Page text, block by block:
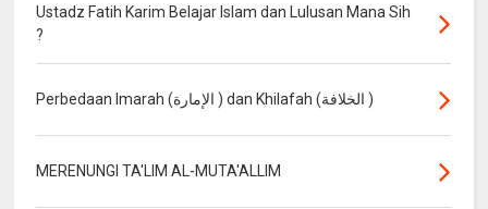
Ustadz Fatih Karim Belajar Islam dan Lulusan Mana Sih
?
Perbedaan Imarah (الإمارة ) dan Khilafah (الخلافة )
MERENUNGI TA'LIM AL-MUTA'ALLIM